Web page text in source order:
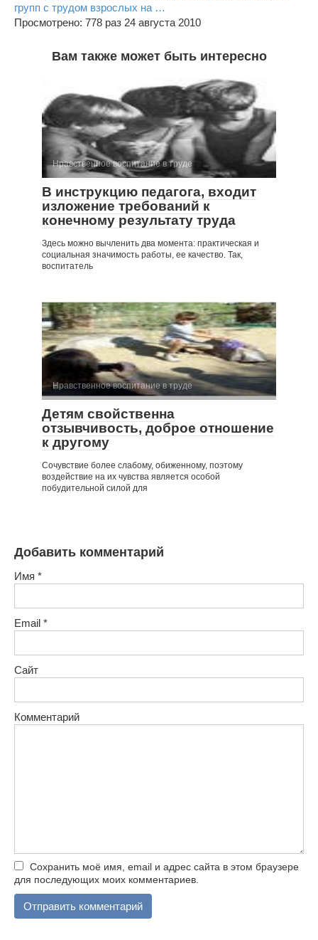
групп с трудом взрослых на …
Просмотрено: 778 раз 24 августа 2010
Вам также может быть интересно
Нравственное воспитание в труде
В инструкцию педагога, входит
изложение требований к
конечному результату труда
Здесь можно вычленить два момента: практическая и
социальная значимость работы, ее качество. Так,
воспитатель
Нравственное воспитание в труде
Детям свойственна
отзывчивость, доброе отношение
к другому
Сочувствие более слабому, обиженному, поэтому
воздействие на их чувства является особой
побудительной силой для
Добавить комментарий
Имя *
Email *
Сайт
Комментарий
Сохранить моё имя, email и адрес сайта в этом браузере
для последующих моих комментариев.